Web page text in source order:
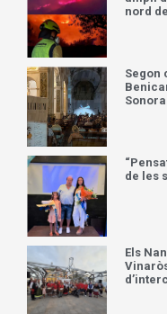
nord
Segon
de les
Els